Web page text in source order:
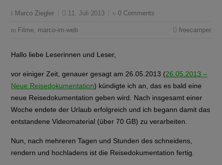
Marco Ziegler 11. Juli 2013 0 Comments
Filme, marco-im-web freecamper
Hallo liebe Leserinnen und Leser,
vor einiger Zeit, genauer gesagt am 26.05.2013 (26.05.2013 –
Neue Reisedokumentation) kündigte ich an, das es bald eine
neue Reisedokumentation geben wird. Nach insgesamt einer
Woche endete der Urlaub erfolgreich und ich begann damit das
entstandene Videomaterial (über 70 GB) zu verarbeiten.
Nun, nach mehreren Tagen und Stunden des schneidens,
rendern und hochladens ist die Reisedokumentation fertig.